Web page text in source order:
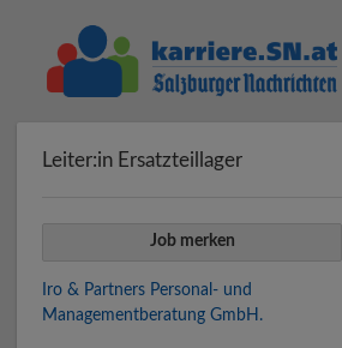
Leiter:in Ersatzteillager
Job merken
Iro & Partners Personal- und
Managementberatung GmbH.